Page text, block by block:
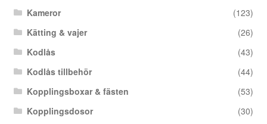
Kameror
(123)
Kätting & vajer
(26)
Kodlås
(43)
Kodlås tillbehör
(44)
Kopplingsboxar & fästen
(53)
Kopplingsdosor
(30)